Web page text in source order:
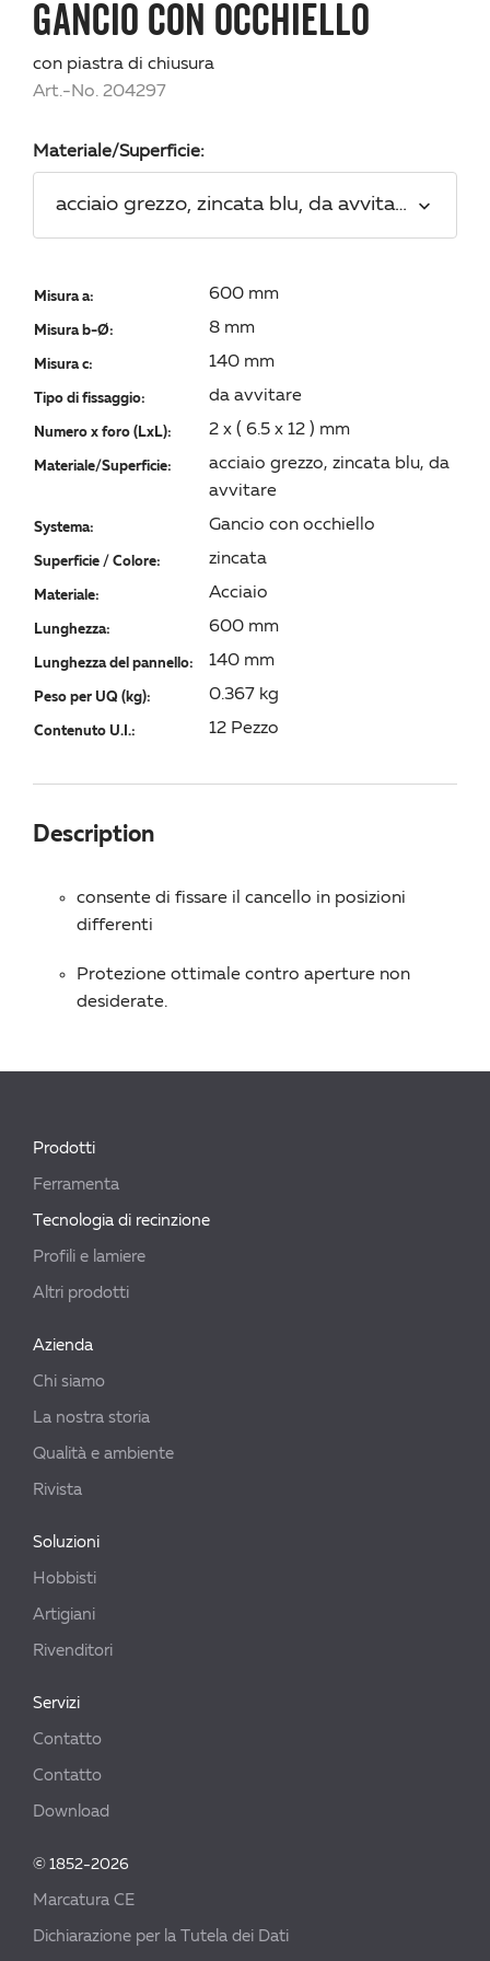
GANCIO CON OCCHIELLO
con piastra di chiusura
Art.-No. 204297
Materiale/Superficie:
acciaio grezzo, zincata blu, da avvitare
Misura a: 600 mm
Misura b-Ø: 8 mm
Misura c: 140 mm
Tipo di fissaggio: da avvitare
Numero x foro (LxL): 2 x ( 6.5 x 12 ) mm
Materiale/Superficie:
acciaio grezzo, zincata blu, da
avvitare
Systema: Gancio con occhiello
Superficie / Colore: zincata
Materiale: Acciaio
Lunghezza: 600 mm
Lunghezza del pannello: 140 mm
Peso per UQ (kg): 0.367 kg
Contenuto U.I.: 12 Pezzo
Description
consente di fissare il cancello in posizioni
differenti
Protezione ottimale contro aperture non
desiderate.
Prodotti
Ferramenta
Tecnologia di recinzione
Profili e lamiere
Altri prodotti
Azienda
Chi siamo
La nostra storia
Qualità e ambiente
Rivista
Soluzioni
Hobbisti
Artigiani
Rivenditori
Servizi
Contatto
Contatto
Download
© 1852-2026
Marcatura CE
Dichiarazione per la Tutela dei Dati